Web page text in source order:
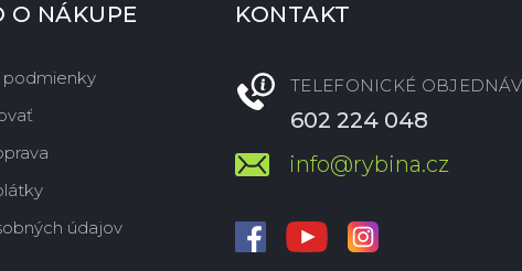
O NÁKUPE
údajov
KONTAKT
TELEFONICKÉ
602 224 048
info@rybina.cz